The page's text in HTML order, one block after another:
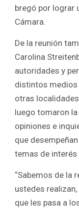
bregó por lograr
Cámara.
De la reunión
Carolina
autoridades y
distintos medios
otras
luego tomaron
opiniones e
que
temas de interés
“Sabemos de la
ustedes
que les pasa a